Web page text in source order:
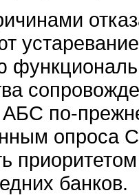
АБС по-
опроса
банков.